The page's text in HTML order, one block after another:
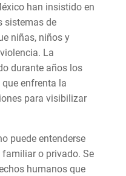
han insistido en
sistemas de
niñas, niños y
La
durante años los
enfrenta la
para visibilizar
puede entenderse
o privado. Se
humanos que